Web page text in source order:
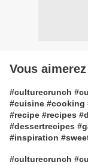
Vous
#culturecrunch
#cuisine #cooking #recettes #rezepte
#recipe #recipes
#dessertrecipes
#inspiration
#culturecrunch